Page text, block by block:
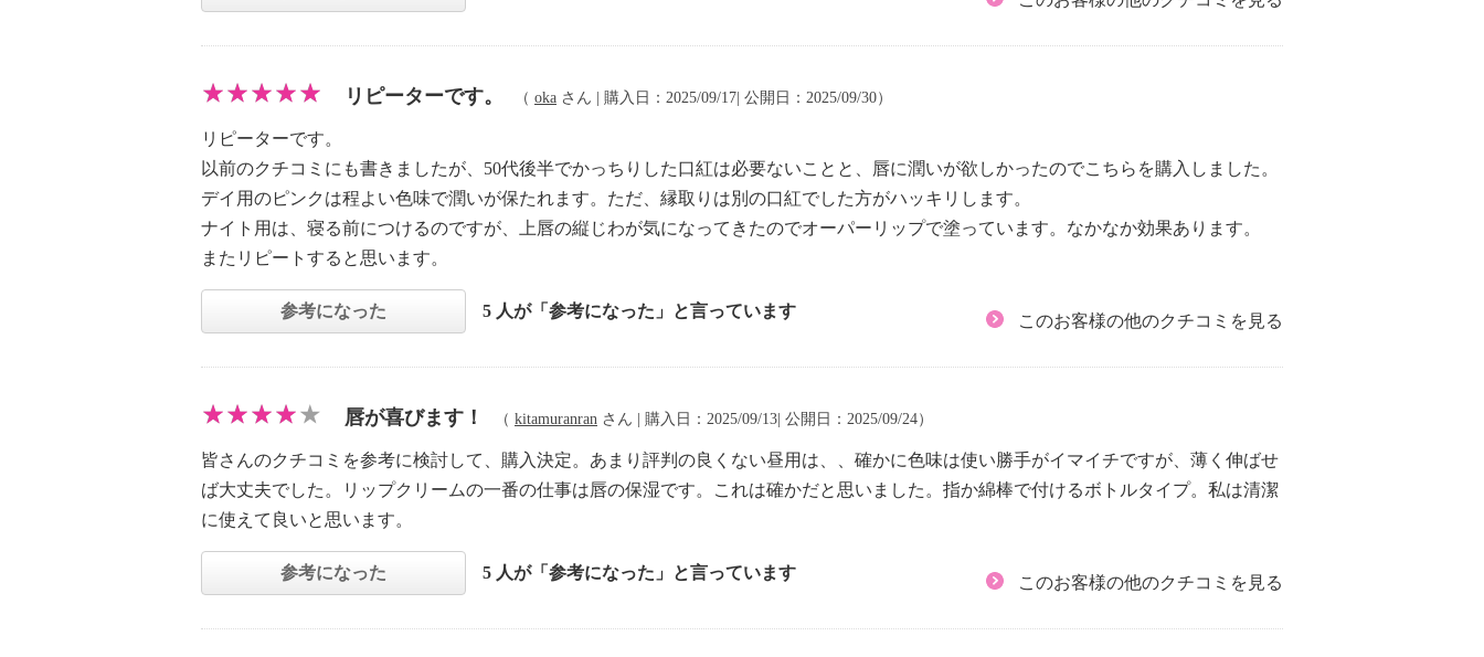
リピーターです。 （ oka さん | 購入日：2025/09/17| 公開日：2025/09/30）
リピーターです。
以前のクチコミにも書きましたが、50代後半でかっちりした口紅は必要ないことと、唇に潤いが欲しかったのでこちらを購入しました。
デイ用のピンクは程よい色味で潤いが保たれます。ただ、縁取りは別の口紅でした方がハッキリします。
ナイト用は、寝る前につけるのですが、上唇の縦じわが気になってきたのでオーパーリップで塗っています。なかなか効果あります。
またリピートすると思います。
参考になった 5 人が「参考になった」と言っています
このお客様の他のクチコミを見る
唇が喜びます！ （ kitamuranran さん | 購入日：2025/09/13| 公開日：2025/09/24）
皆さんのクチコミを参考に検討して、購入決定。あまり評判の良くない昼用は、、確かに色味は使い勝手がイマイチですが、薄く伸ばせ
ば大丈夫でした。リップクリームの一番の仕事は唇の保湿です。これは確かだと思いました。指か綿棒で付けるボトルタイプ。私は清潔
に使えて良いと思います。
参考になった 5 人が「参考になった」と言っています
このお客様の他のクチコミを見る